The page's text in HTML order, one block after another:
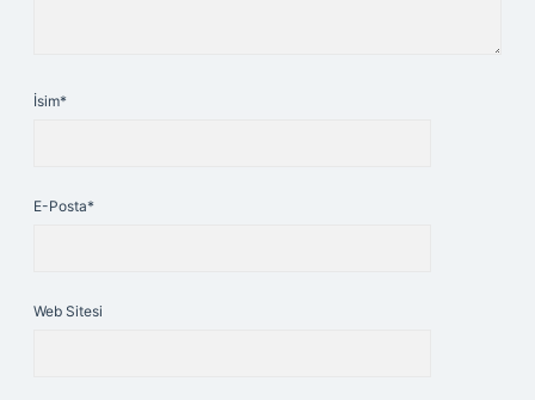
İsim*
E-Posta*
Web Sitesi